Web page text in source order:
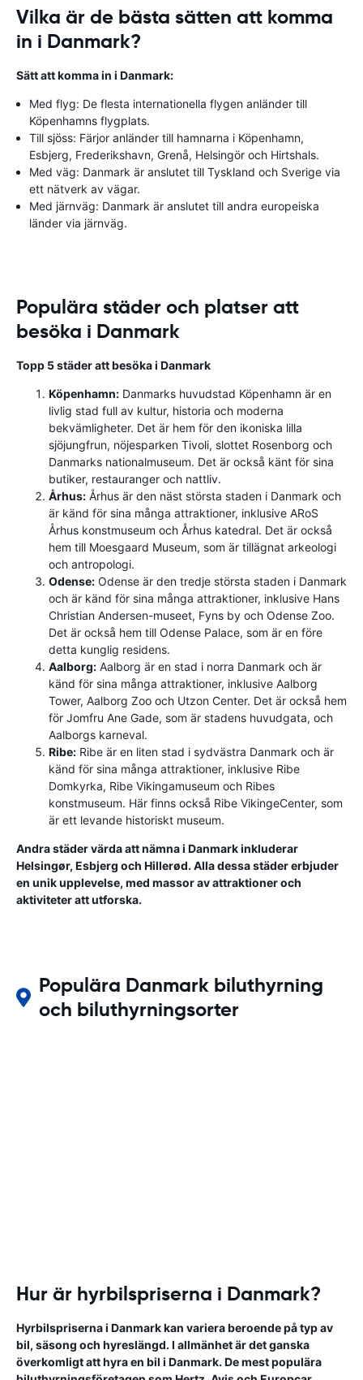
Vilka är de bästa sätten att komma
in i Danmark?
Sätt att komma in i Danmark:
Med flyg: De flesta internationella flygen anländer till
Köpenhamns flygplats.
Till sjöss: Färjor anländer till hamnarna i Köpenhamn,
Esbjerg, Frederikshavn, Grenå, Helsingör och Hirtshals.
Med väg: Danmark är anslutet till Tyskland och Sverige via
ett nätverk av vägar.
Med järnväg: Danmark är anslutet till andra europeiska
länder via järnväg.
Populära städer och platser att
besöka i Danmark
Topp 5 städer att besöka i Danmark
Köpenhamn: Danmarks huvudstad Köpenhamn är en
livlig stad full av kultur, historia och moderna
bekvämligheter. Det är hem för den ikoniska lilla
sjöjungfrun, nöjesparken Tivoli, slottet Rosenborg och
Danmarks nationalmuseum. Det är också känt för sina
butiker, restauranger och nattliv.
Århus: Århus är den näst största staden i Danmark och
är känd för sina många attraktioner, inklusive ARoS
Århus konstmuseum och Århus katedral. Det är också
hem till Moesgaard Museum, som är tillägnat arkeologi
och antropologi.
Odense: Odense är den tredje största staden i Danmark
och är känd för sina många attraktioner, inklusive Hans
Christian Andersen-museet, Fyns by och Odense Zoo.
Det är också hem till Odense Palace, som är en före
detta kunglig residens.
Aalborg: Aalborg är en stad i norra Danmark och är
känd för sina många attraktioner, inklusive Aalborg
Tower, Aalborg Zoo och Utzon Center. Det är också hem
för Jomfru Ane Gade, som är stadens huvudgata, och
Aalborgs karneval.
Ribe: Ribe är en liten stad i sydvästra Danmark och är
känd för sina många attraktioner, inklusive Ribe
Domkyrka, Ribe Vikingamuseum och Ribes
konstmuseum. Här finns också Ribe VikingeCenter, som
är ett levande historiskt museum.
Andra städer värda att nämna i Danmark inkluderar
Helsingør, Esbjerg och Hillerød. Alla dessa städer erbjuder
en unik upplevelse, med massor av attraktioner och
aktiviteter att utforska.
Populära Danmark biluthyrning
och biluthyrningsorter
Hur är hyrbilspriserna i Danmark?
Hyrbilspriserna i Danmark kan variera beroende på typ av
bil, säsong och hyreslängd. I allmänhet är det ganska
överkomligt att hyra en bil i Danmark. De mest populära